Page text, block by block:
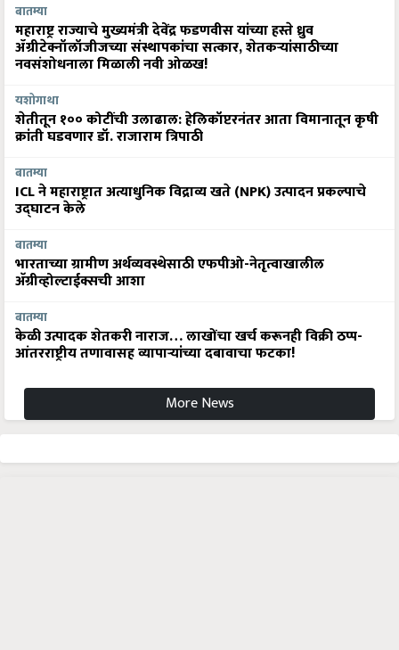
बातम्या
महाराष्ट्र राज्याचे मुख्यमंत्री देवेंद्र फडणवीस यांच्या हस्ते ध्रुव
ॲग्रीटेक्नॉलॉजीजच्या संस्थापकांचा सत्कार, शेतकऱ्यांसाठीच्या
नवसंशोधनाला मिळाली नवी ओळख!
यशोगाथा
शेतीतून १०० कोटींची उलाढाल: हेलिकॉप्टरनंतर आता विमानातून कृषी
क्रांती घडवणार डॉ. राजाराम त्रिपाठी
बातम्या
ICL ने महाराष्ट्रात अत्याधुनिक विद्राव्य खते (NPK) उत्पादन प्रकल्पाचे
उद्घाटन केले
बातम्या
भारताच्या ग्रामीण अर्थव्यवस्थेसाठी एफपीओ-नेतृत्वाखालील
अ‍ॅग्रीव्होल्टाईक्सची आशा
बातम्या
केळी उत्पादक शेतकरी नाराज… लाखोंचा खर्च करूनही विक्री ठप्प-
आंतरराष्ट्रीय तणावासह व्यापाऱ्यांच्या दबावाचा फटका!
More News